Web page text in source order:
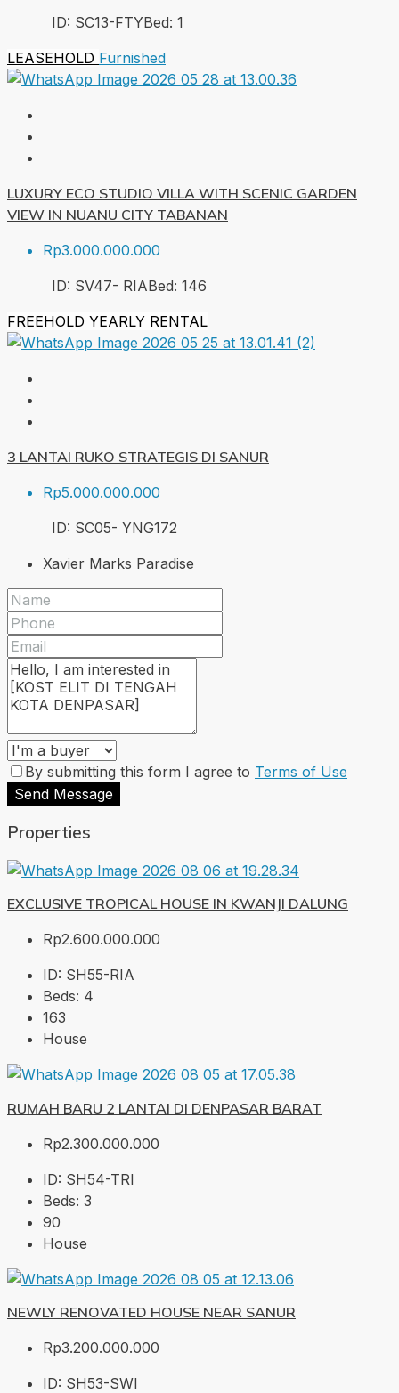
ID: SC13-FTYBed: 1
LEASEHOLD Furnished
LUXURY ECO STUDIO VILLA WITH SCENIC GARDEN
VIEW IN NUANU CITY TABANAN
Rp3.000.000.000
ID: SV47- RIABed: 146
FREEHOLD YEARLY RENTAL
3 LANTAI RUKO STRATEGIS DI SANUR
Rp5.000.000.000
ID: SC05- YNG172
Xavier Marks Paradise
By submitting this form I agree to Terms of Use
Send Message
Properties
EXCLUSIVE TROPICAL HOUSE IN KWANJI DALUNG
Rp2.600.000.000
ID: SH55-RIA
Beds: 4
163
House
RUMAH BARU 2 LANTAI DI DENPASAR BARAT
Rp2.300.000.000
ID: SH54-TRI
Beds: 3
90
House
NEWLY RENOVATED HOUSE NEAR SANUR
Rp3.200.000.000
ID: SH53-SWI